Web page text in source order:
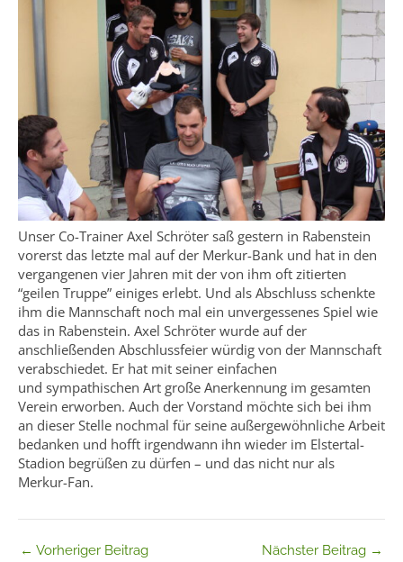
Unser Co-Trainer Axel Schröter saß gestern in Rabenstein
vorerst das letzte mal auf der Merkur-Bank und hat in den
vergangenen vier Jahren mit der von ihm oft zitierten
“geilen Truppe” einiges erlebt. Und als Abschluss schenkte
ihm die Mannschaft noch mal ein unvergessenes Spiel wie
das in Rabenstein. Axel Schröter wurde auf der
anschließenden Abschlussfeier würdig von der Mannschaft
verabschiedet. Er hat mit seiner einfachen
und sympathischen Art große Anerkennung im gesamten
Verein erworben. Auch der Vorstand möchte sich bei ihm
an dieser Stelle nochmal für seine außergewöhnliche Arbeit
bedanken und hofft irgendwann ihn wieder im Elstertal-
Stadion begrüßen zu dürfen – und das nicht nur als
Merkur-Fan.
← Vorheriger Beitrag Nächster Beitrag →